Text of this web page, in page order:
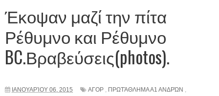
Έκοψαν μαζί την πίτα
Ρέθυμνο και Ρέθυμνο
BC.Βραβεύσεις(photos).
ΙΑΝΟΥΑΡΊΟΥ 06, 2015 ΑΓΟΡ , ΠΡΩΤΆΘΛΗΜΑ Α1 ΑΝΔΡΏΝ ,